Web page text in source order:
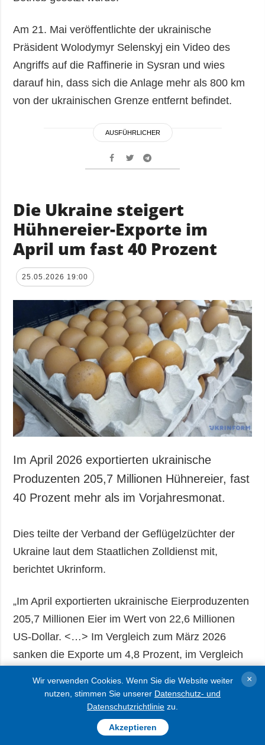
Am 21. Mai veröffentlichte der ukrainische
Präsident Wolodymyr Selenskyj ein Video des
Angriffs auf die Raffinerie in Sysran und wies
darauf hin, dass sich die Anlage mehr als 800 km
von der ukrainischen Grenze entfernt befindet.
AUSFÜHRLICHER
Die Ukraine steigert
Hühnereier-Exporte im
April um fast 40 Prozent
25.05.2026 19:00
Im April 2026 exportierten ukrainische
Produzenten 205,7 Millionen Hühnereier, fast
40 Prozent mehr als im Vorjahresmonat.
Dies teilte der Verband der Geflügelzüchter der
Ukraine laut dem Staatlichen Zolldienst mit,
berichtet Ukrinform.
„Im April exportierten ukrainische Eierproduzenten
205,7 Millionen Eier im Wert von 22,6 Millionen
US-Dollar. <…> Im Vergleich zum März 2026
sanken die Exporte um 4,8 Prozent, im Vergleich
Prozent“, heißt es in dem Bericht.
Die Einnahmen im April dieses Jahres lagen damit
60 Prozent über denen vom April 2025. Insgesamt
Wir verwenden Cookies. Wenn Sie die Website weiter
nutzen, stimmen Sie unserer Datenschutz- und
Datenschutzrichtlinie zu.
Akzeptieren
×